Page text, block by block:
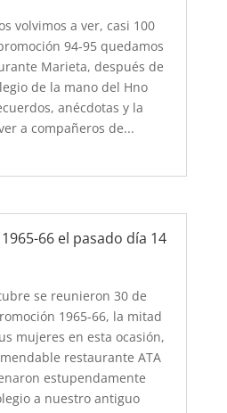
volvimos a ver, casi 100
94-95 quedamos
Marieta, después de
de la mano del Hno
anécdotas y la
a compañeros de...
66 el pasado día 14
se reunieron 30 de
1965-66, la mitad
mujeres en esta ocasión,
restaurante ATA
estupendamente
a nuestro antiguo